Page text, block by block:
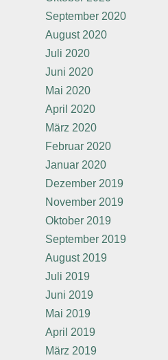
September 2020
August 2020
Juli 2020
Juni 2020
Mai 2020
April 2020
März 2020
Februar 2020
Januar 2020
Dezember 2019
November 2019
Oktober 2019
September 2019
August 2019
Juli 2019
Juni 2019
Mai 2019
April 2019
März 2019